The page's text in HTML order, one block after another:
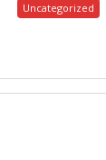
Uncategorized